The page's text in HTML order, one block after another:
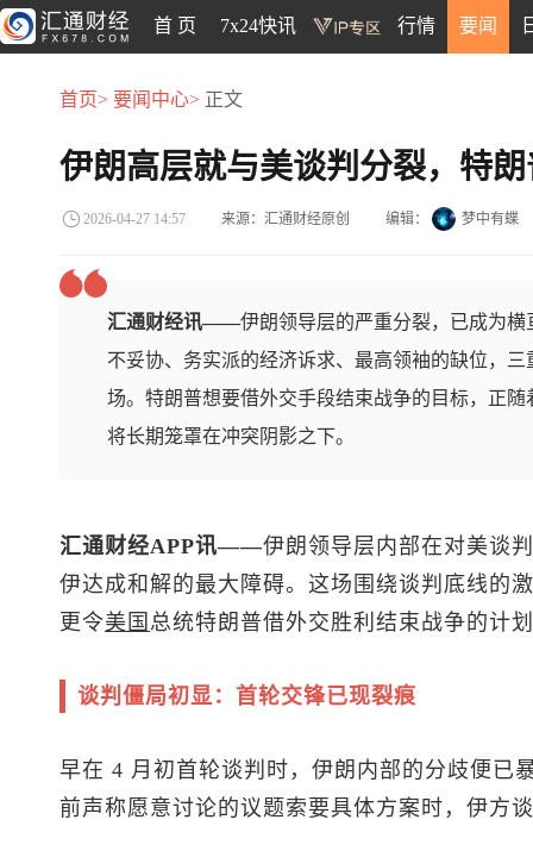
首 页 7x24快讯 行情 要闻
首页> 要闻中心> 正文
伊朗高层就与美谈判分裂，特
2026-04-27 14:57 来源：汇通财经原创 编辑： 梦中有蝶
汇通财经讯——伊朗领导层的严重分裂，已成为
不妥协、务实派的经济诉求、最高领袖的缺位，
场。特朗普想要借外交手段结束战争的目标，正
将长期笼罩在冲突阴影之下。
汇通财经APP讯——伊朗领导层内部在对美谈
伊达成和解的最大障碍。这场围绕谈判底线的
更令美国 总统特朗普借外交胜利结束战争的计
谈判僵局初显：首轮交锋已现裂痕
早在 4 月初首轮谈判时，伊朗内部的分歧便已
前声称愿意讨论的议题索要具体方案时，伊方